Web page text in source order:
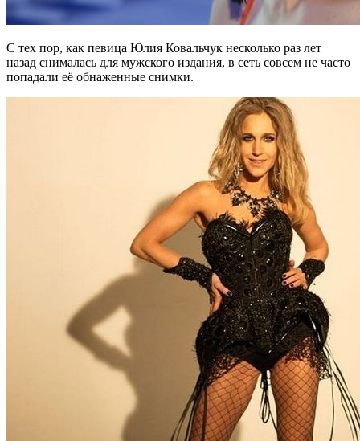
С тех пор, как певица Юлия Ковальчук несколько раз лет
назад снималась для мужского издания, в сеть совсем не часто
попадали её обнаженные снимки.